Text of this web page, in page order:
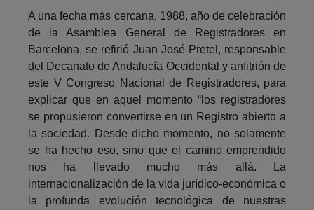
A una fecha más cercana, 1988, año de celebración
de la Asamblea General de Registradores en
Barcelona, se refirió Juan José Pretel, responsable
del Decanato de Andalucía Occidental y anfitrión de
este V Congreso Nacional de Registradores, para
explicar que en aquel momento “los registradores
se propusieron convertirse en un Registro abierto a
la sociedad. Desde dicho momento, no solamente
se ha hecho eso, sino que el camino emprendido
nos ha llevado mucho más allá. La
internacionalización de la vida jurídico-económica o
la profunda evolución tecnológica de nuestras